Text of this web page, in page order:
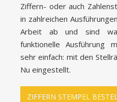
Ziffern- oder auch
in zahlreichen
Arbeit ab und sind
funktionelle Ausführung
sehr einfach: mit den
Nu eingestellt.
ZIFFERN STEMPEL